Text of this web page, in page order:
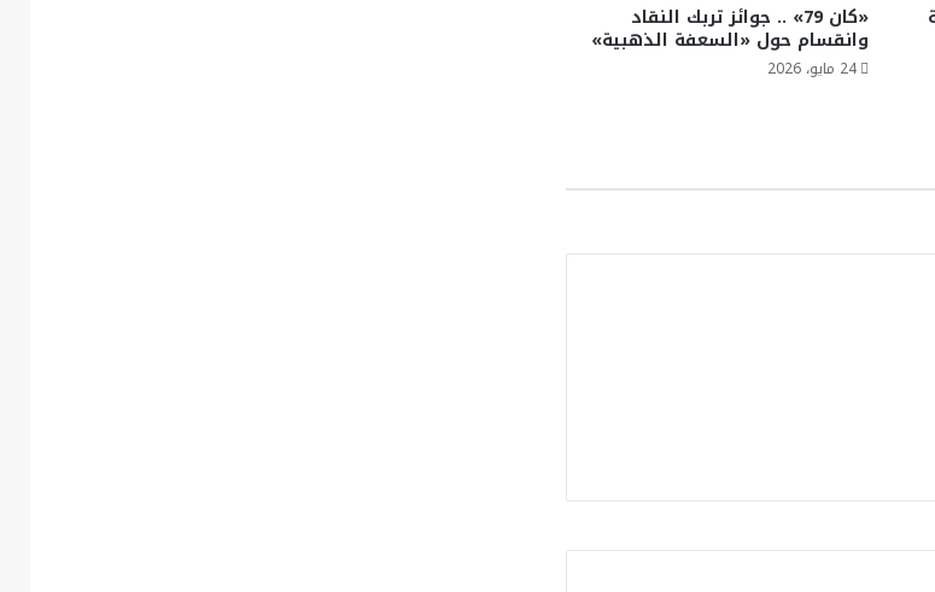
«كان 79» .. جوائز تربك النقاد
وانقسام حول «السعفة الذهبية»
24 مايو، 2026